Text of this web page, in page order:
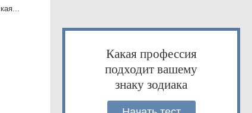
Какая профессия
подходит вашему
знаку зодиака